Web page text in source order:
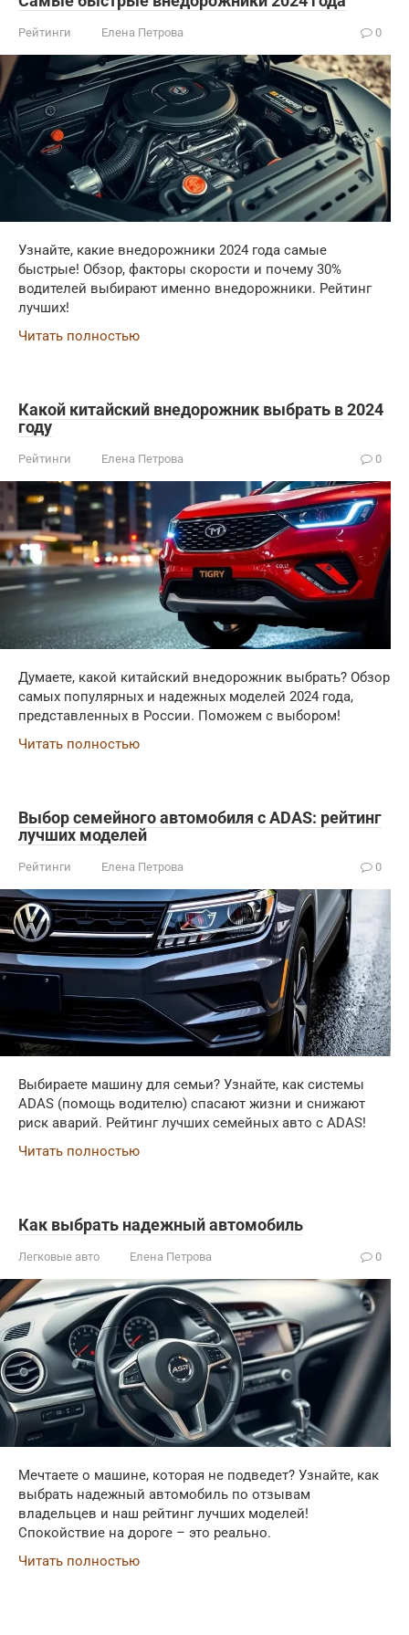
Рейтинги Елена Петрова 0
Узнайте, какие внедорожники 2024 года самые
быстрые! Обзор, факторы скорости и почему 30%
водителей выбирают именно внедорожники. Рейтинг
лучших!
Читать полностью
Какой китайский внедорожник выбрать в 2024
году
Рейтинги Елена Петрова 0
Думаете, какой китайский внедорожник выбрать? Обзор
самых популярных и надежных моделей 2024 года,
представленных в России. Поможем с выбором!
Читать полностью
Выбор семейного автомобиля с ADAS: рейтинг
лучших моделей
Рейтинги Елена Петрова 0
Выбираете машину для семьи? Узнайте, как системы
ADAS (помощь водителю) спасают жизни и снижают
риск аварий. Рейтинг лучших семейных авто с ADAS!
Читать полностью
Как выбрать надежный автомобиль
Легковые авто Елена Петрова 0
Мечтаете о машине, которая не подведет? Узнайте, как
выбрать надежный автомобиль по отзывам
владельцев и наш рейтинг лучших моделей!
Спокойствие на дороге – это реально.
Читать полностью